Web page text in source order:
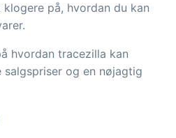
på, hvordan du kan
hvordan tracezilla kan
og en nøjagtig